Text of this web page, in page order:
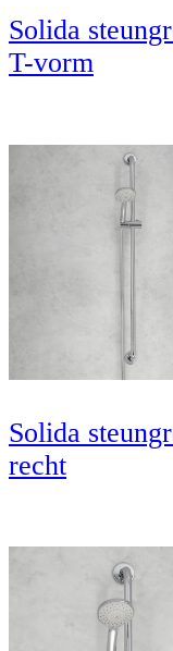
Solida
T-vorm
Solida
recht